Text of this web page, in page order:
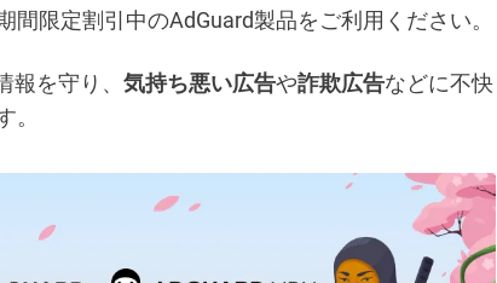
間限定割引中のAdGuard製品をご利用ください。
を守り、 気持ち悪い広告や詐欺広告などに不快
。